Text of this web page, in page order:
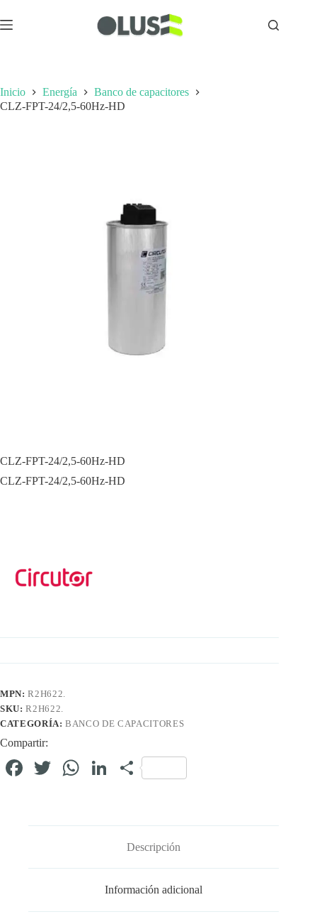
Inicio Energía
Banco de capacitores
CLZ-FPT-24/2,5-60Hz-HD
CLZ-FPT-24/2,5-60Hz-HD
CLZ-FPT-24/2,5-60Hz-HD
MPN:R2H622.
SKU:R2H622.
CATEGORÍA:BANCO DE CAPACITORES
Compartir:
Fa T
W
Li C
rti
r
Descripción
Información adicional